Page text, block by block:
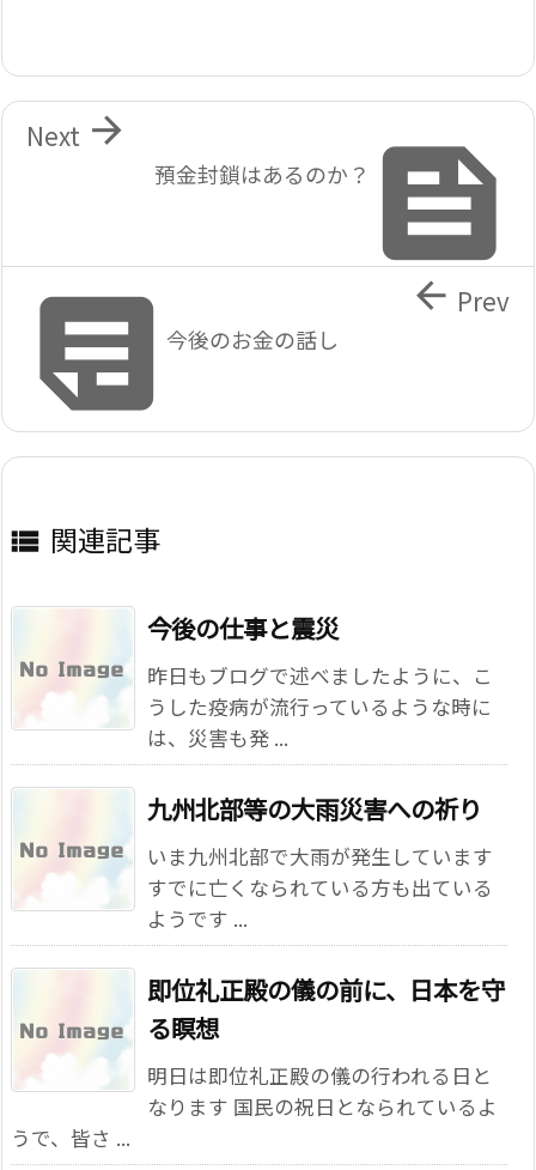

預金封鎖はあるのか？

Next
今後のお金の話し
 Prev
 関連記事
今後の仕事と震災
昨日もブログで述べましたように、こ
うした疫病が流行っているような時に
は、災害も発 ...
九州北部等の大雨災害への祈り
いま九州北部で大雨が発生しています
すでに亡くなられている方も出ている
ようです ...
即位礼正殿の儀の前に、日本を守
る瞑想
明日は即位礼正殿の儀の行われる日と
なります 国民の祝日となられているよ
うで、皆さ ...